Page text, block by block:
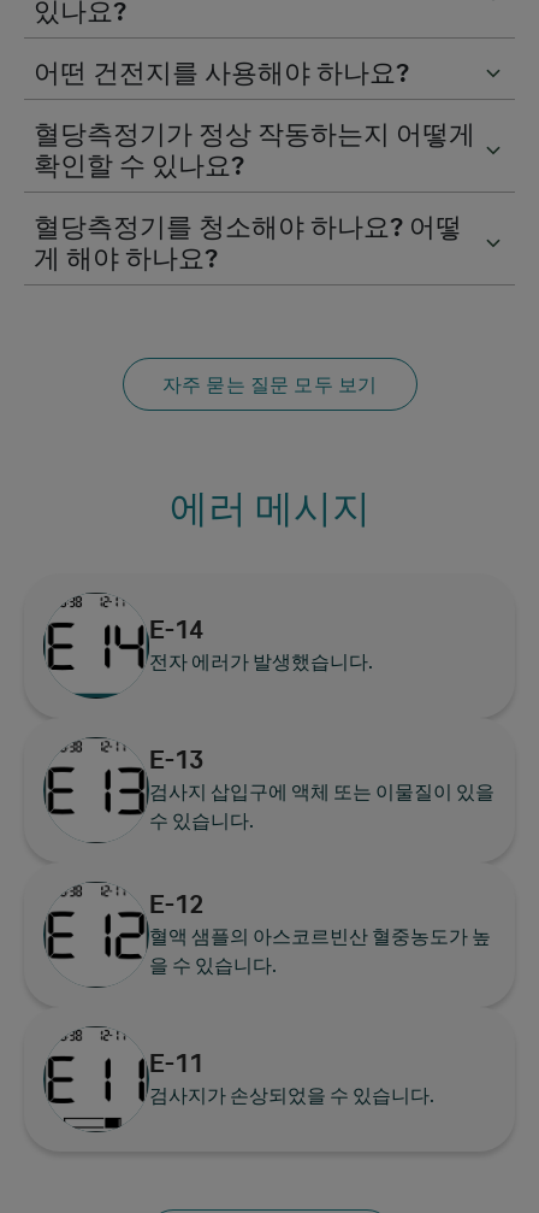
있나요?
어떤 건전지를 사용해야 하나요?
혈당측정기가 정상 작동하는지 어떻게
확인할 수 있나요?
혈당측정기를 청소해야 하나요? 어떻
게 해야 하나요?
자주 묻는 질문 모두 보기
에러 메시지
E-14
전자 에러가 발생했습니다.
E-13
검사지 삽입구에 액체 또는 이물질이 있을
수 있습니다.
E-12
혈액 샘플의 아스코르빈산 혈중농도가 높
을 수 있습니다.
E-11
검사지가 손상되었을 수 있습니다.